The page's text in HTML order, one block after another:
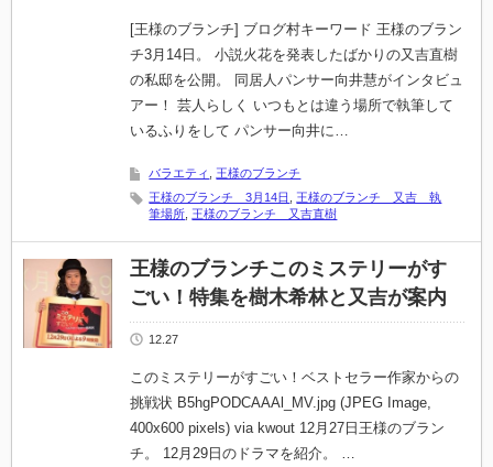
[王様のブランチ] ブログ村キーワード 王様のブラン
チ3月14日。 小説火花を発表したばかりの又吉直樹
の私邸を公開。 同居人パンサー向井慧がインタビュ
アー！ 芸人らしく いつもとは違う場所で執筆して
いるふりをして パンサー向井に…
バラエティ
王様のブランチ
王様のブランチ 3月14日
王様のブランチ 又吉 執
筆場所 王様のブランチ 又吉直樹
王様のブランチこのミステリーがす
ごい！特集を樹木希林と又吉が案内
12.27
このミステリーがすごい！ベストセラー作家からの
挑戦状 B5hgPODCAAAl_MV.jpg (JPEG Image,
400x600 pixels) via kwout 12月27日王様のブラン
チ。 12月29日のドラマを紹介。 …